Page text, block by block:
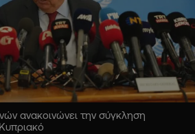
ανακοινώνει την σύγκληση